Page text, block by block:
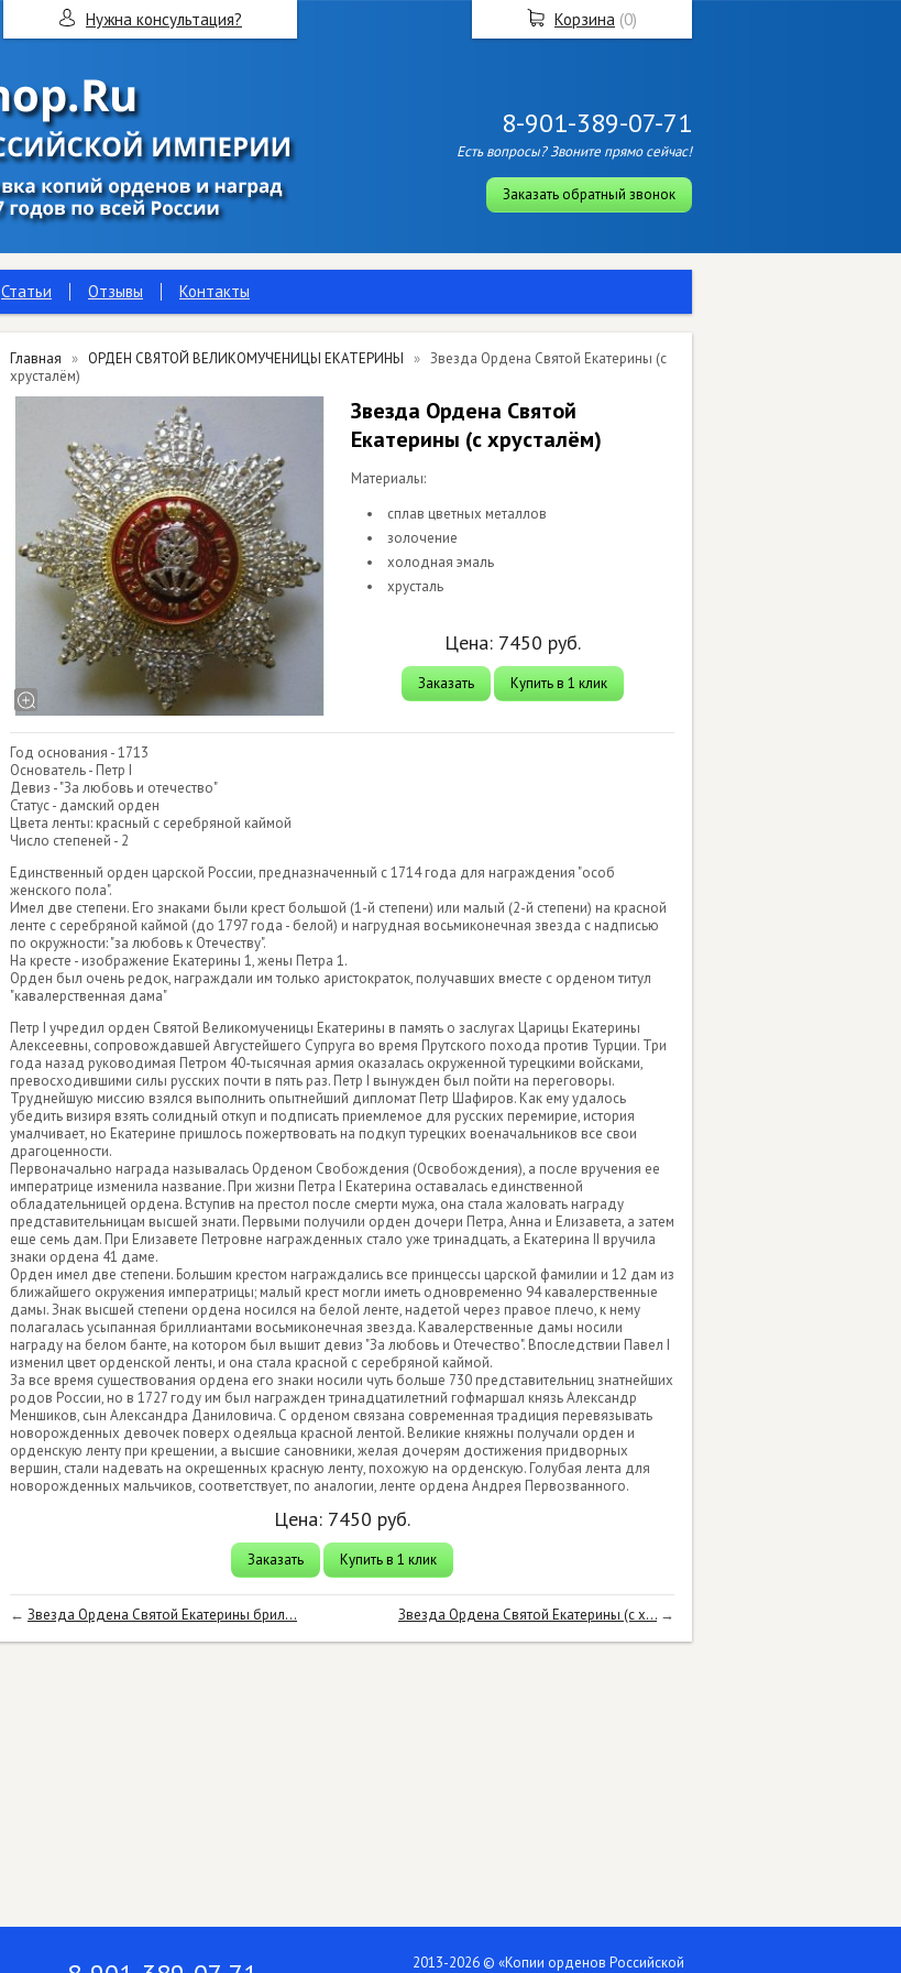
8-901-389-07-71
Есть вопросы? Звоните прямо сейчас!
Заказать обратный звонок
Статьи Отзывы Контакты
Главная ОРДЕН СВЯТОЙ ВЕЛИКОМУЧЕНИЦЫ ЕКАТЕРИНЫ
Звезда Ордена Святой Екатерины (с
хрусталём)
Звезда Ордена Святой
Екатерины (с хрусталём)
Материалы:
сплав цветных металлов
золочение
холодная эмаль
хрусталь
Цена: 7450 руб.
Заказать Купить в 1 клик
Год основания - 1713
Основатель - Петр I
Девиз - "За любовь и отечество"
Статус - дамский орден
Цвета ленты: красный с серебряной каймой
Число степеней - 2
Единственный орден царской России, предназначенный с 1714 года для награждения "особ
женского пола".
Имел две степени. Его знаками были крест большой (1-й степени) или малый (2-й степени) на красной
ленте с серебряной каймой (до 1797 года - белой) и нагрудная восьмиконечная звезда с надписью
по окружности: "за любовь к Отечеству".
На кресте - изображение Екатерины 1, жены Петра 1.
Орден был очень редок, награждали им только аристократок, получавших вместе с орденом титул
"кавалерственная дама"
Петр I учредил орден Святой Великомученицы Екатерины в память о заслугах Царицы Екатерины
Алексеевны, сопровождавшей Августейшего Супруга во время Прутского похода против Турции. Три
года назад руководимая Петром 40-тысячная армия оказалась окруженной турецкими войсками,
превосходившими силы русских почти в пять раз. Петр I вынужден был пойти на переговоры.
Труднейшую миссию взялся выполнить опытнейший дипломат Петр Шафиров. Как ему удалось
убедить визиря взять солидный откуп и подписать приемлемое для русских перемирие, история
умалчивает, но Екатерине пришлось пожертвовать на подкуп турецких военачальников все свои
драгоценности.
Первоначально награда называлась Орденом Свобождения (Освобождения), а после вручения ее
императрице изменила название. При жизни Петра I Екатерина оставалась единственной
обладательницей ордена. Вступив на престол после смерти мужа, она стала жаловать награду
представительницам высшей знати. Первыми получили орден дочери Петра, Анна и Елизавета, а затем
еще семь дам. При Елизавете Петровне награжденных стало уже тринадцать, а Екатерина II вручила
знаки ордена 41 даме.
Орден имел две степени. Большим крестом награждались все принцессы царской фамилии и 12 дам из
ближайшего окружения императрицы; малый крест могли иметь одновременно 94 кавалерственные
дамы. Знак высшей степени ордена носился на белой ленте, надетой через правое плечо, к нему
полагалась усыпанная бриллиантами восьмиконечная звезда. Кавалерственные дамы носили
награду на белом банте, на котором был вышит девиз "За любовь и Отечество". Впоследствии Павел I
изменил цвет орденской ленты, и она стала красной с серебряной каймой.
За все время существования ордена его знаки носили чуть больше 730 представительниц знатнейших
родов России, но в 1727 году им был награжден тринадцатилетний гофмаршал князь Александр
Меншиков, сын Александра Даниловича. С орденом связана современная традиция перевязывать
новорожденных девочек поверх одеяльца красной лентой. Великие княжны получали орден и
орденскую ленту при крещении, а высшие сановники, желая дочерям достижения придворных
вершин, стали надевать на окрещенных красную ленту, похожую на орденскую. Голубая лента для
новорожденных мальчиков, соответствует, по аналогии, ленте ордена Андрея Первозванного.
Цена: 7450 руб.
Заказать Купить в 1 клик
← Звезда Ордена Святой Екатерины брил... Звезда Ордена Святой Екатерины (с х... →
2013-2026 © «Копии орденов Российской
Нужна консультация? Корзина (0)